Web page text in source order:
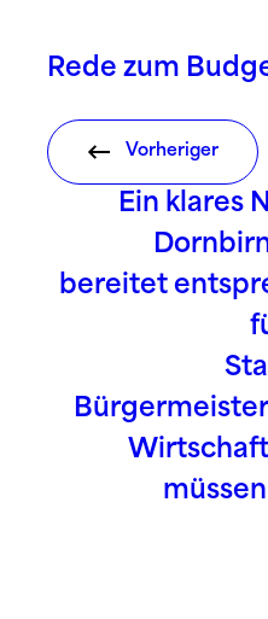
Rede zum
Vorheriger
Ein klares
bereitet